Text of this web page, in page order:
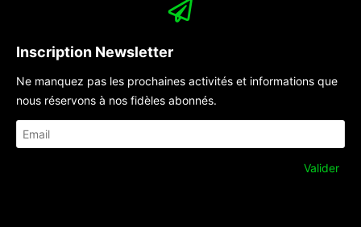
Inscription Newsletter
Ne manquez pas les prochaines activités et informations que
nous réservons à nos fidèles abonnés.